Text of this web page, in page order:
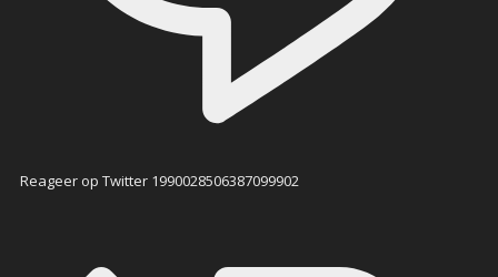
Reageer op Twitter 1990028506387099902